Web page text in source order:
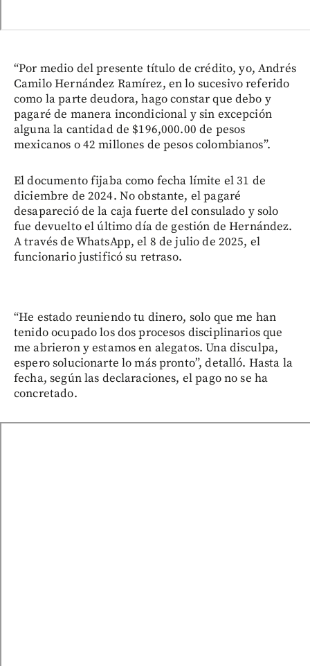
“Por medio del presente título de crédito, yo, Andrés
Camilo Hernández Ramírez, en lo sucesivo referido
como la parte deudora, hago constar que debo y
pagaré de manera incondicional y sin excepción
alguna la cantidad de $196,000.00 de pesos
mexicanos o 42 millones de pesos colombianos”.
El documento fijaba como fecha límite el 31 de
diciembre de 2024. No obstante, el pagaré
desapareció de la caja fuerte del consulado y solo
fue devuelto el último día de gestión de Hernández.
A través de WhatsApp, el 8 de julio de 2025, el
funcionario justificó su retraso.
“He estado reuniendo tu dinero, solo que me han
tenido ocupado los dos procesos disciplinarios que
me abrieron y estamos en alegatos. Una disculpa,
espero solucionarte lo más pronto”, detalló. Hasta la
fecha, según las declaraciones, el pago no se ha
concretado.